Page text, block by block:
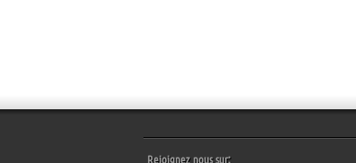
Rejoignez nous sur: